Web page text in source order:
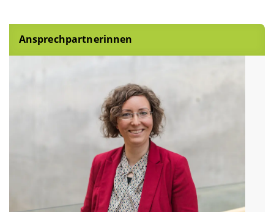
Ansprechpartnerinnen